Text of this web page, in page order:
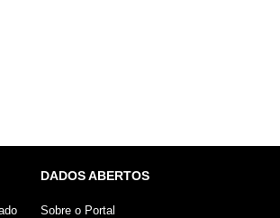
DADOS ABERTOS
Sobre o Portal